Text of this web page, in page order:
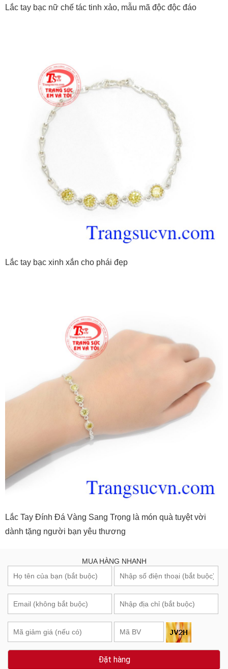
Lắc tay bạc nữ chế tác tinh xảo, mẫu mã độc độc đáo
Lắc tay bạc xinh xắn cho phái đẹp
Lắc Tay Đính Đá Vàng Sang Trọng là món quà tuyệt vời
dành tặng người bạn yêu thương
MUA HÀNG NHANH
Đặt hàng